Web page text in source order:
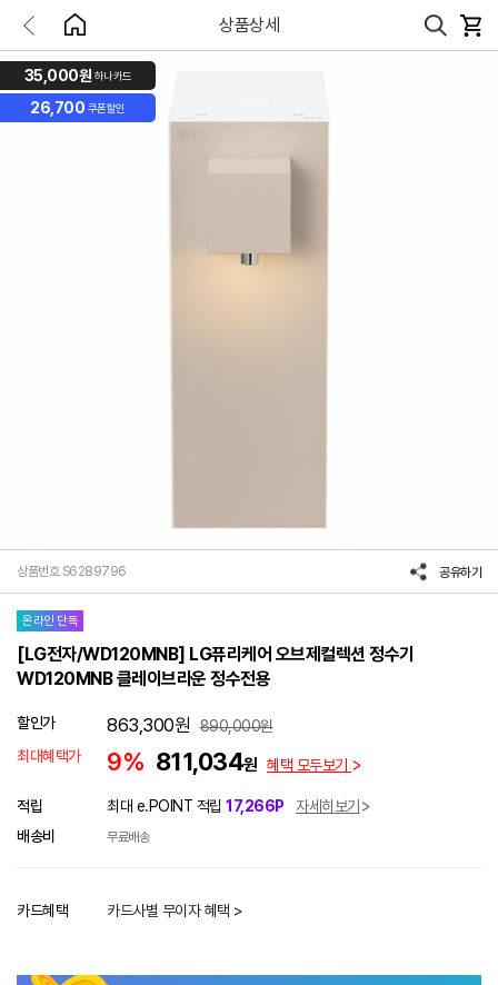
상품상세
35,000원 하나카드
26,700 쿠폰할인
상품번호 S6289796 공유하기
온라인 단독
[LG전자/WD120MNB] LG퓨리케어 오브제컬렉션 정수기
WD120MNB 클레이브라운 정수전용
할인가 863,300원 890,000원
최대혜택가
9% 811,034원 혜택 모두보기
적립 최대 e.POINT 적립 17,266P
자세히보기
배송비
무료배송
카드혜택 카드사별 무이자 혜택 >